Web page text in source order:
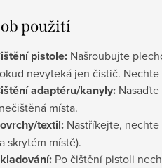
použití
pistole: Našroubujte
nevyteká jen čistič.
adaptéru/kanyly:
místa.
textil: Nastříkejte,
skrytém místě).
Po čištění pistoli